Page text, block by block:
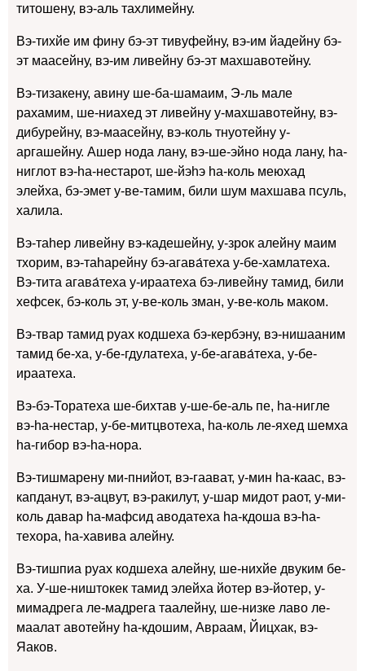
титошену, вэ-аль тахлимейну.
Вэ-тихйе им фину бэ-эт тивуфейну, вэ-им йадейну бэ-
эт маасейну, вэ-им ливейну бэ-эт махшавотейну.
Вэ-тизакену, авину ше-ба-шамаим, Э-ль мале
рахамим, ше-ниахед эт ливейну у-махшавотейну, вэ-
дибурейну, вэ-маасейну, вэ-коль тнуотейну у-
аргашейну. Ашер нода лану, вэ-ше-эйнo нода лану, hа-
ниглот вэ-hа-нестарот, ше-йэhэ hа-коль меюхад
элейха, бэ-эмет у-ве-тамим, били шум махшава псуль,
халила.
Вэ-таhер ливейну вэ-кадешейну, у-зрок алейну маим
тхорим, вэ-таhарейну бэ-агава́теха у-бе-хамлатеха.
Вэ-тита агава́теха у-ираатеха бэ-ливейну тамид, били
хефсек, бэ-коль эт, у-ве-коль зман, у-ве-коль маком.
Вэ-твар тамид руах кодшеха бэ-кербэну, вэ-нишааним
тамид бе-ха, у-бе-гдулатеха, у-бе-агава́теха, у-бе-
ираатеха.
Вэ-бэ-Торатеха ше-бихтав у-ше-бе-аль пе, hа-нигле
вэ-hа-нестар, у-бе-митцвотеха, hа-коль ле-яхед шемха
hа-гибор вэ-hа-нора.
Вэ-тишмарену ми-пнийот, вэ-гаават, у-мин hа-каас, вэ-
капданут, вэ-ацвут, вэ-ракилут, у-шар мидот раот, у-ми-
коль давар hа-мафсид аводатеха hа-кдоша вэ-hа-
техора, hа-хавива алейну.
Вэ-тишпиа руах кодшеха алейну, ше-нихйе двуким бе-
ха. У-ше-ништокек тамид элейха йотер вэ-йотер, у-
мимадрега ле-мадрега таалейну, ше-низке лаво ле-
маалат авотейну hа-кдошим, Авраам, Йицхак, вэ-
Яаков.